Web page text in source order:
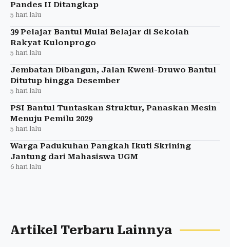
Pandes II Ditangkap
5 hari lalu
39 Pelajar Bantul Mulai Belajar di Sekolah
Rakyat Kulonprogo
5 hari lalu
Jembatan Dibangun, Jalan Kweni-Druwo Bantul
Ditutup hingga Desember
5 hari lalu
PSI Bantul Tuntaskan Struktur, Panaskan Mesin
Menuju Pemilu 2029
5 hari lalu
Warga Padukuhan Pangkah Ikuti Skrining
Jantung dari Mahasiswa UGM
6 hari lalu
Artikel Terbaru Lainnya